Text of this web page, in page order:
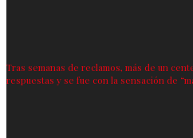
Tras semanas de reclamos, más de un
respuestas y se fue con la sensación de